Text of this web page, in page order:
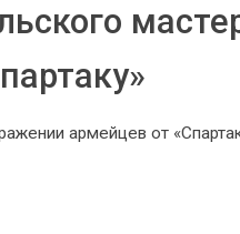
армейцев от